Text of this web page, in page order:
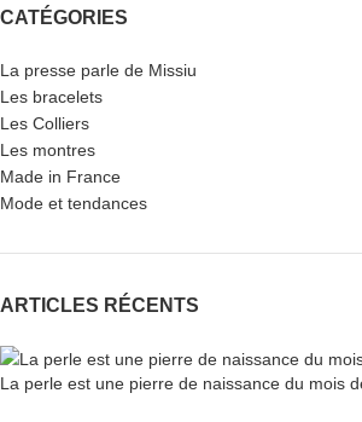
CATÉGORIES
La presse parle de Missiu
Les bracelets
Les Colliers
Les montres
Made in France
Mode et tendances
ARTICLES RÉCENTS
La perle est une pierre de naissance du mois